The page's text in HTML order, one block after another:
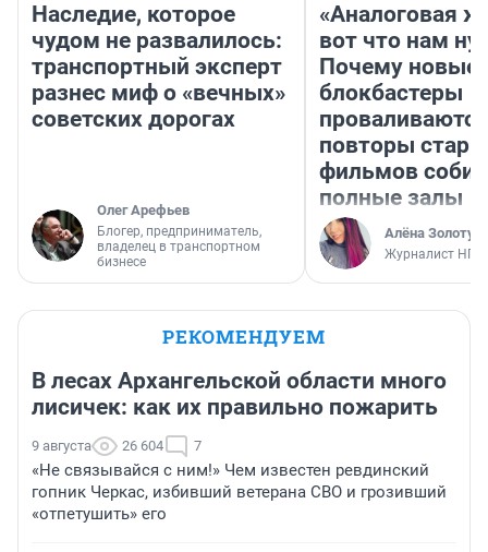
Наследие, которое
чудом не развалилось:
транспортный эксперт
разнес миф о «вечных»
советских дорогах
Олег Арефьев
Блогер, предприниматель,
владелец в транспортном
бизнесе
«Аналоговая
вот что нам
Почему новые
блокбастеры
повторы
фильмов
полные залы
Алёна
Журналист НГС
РЕКОМЕНДУЕМ
В лесах Архангельской области много
лисичек: как их правильно пожарить
9 августа 26 604 7
«Не связывайся с ним!» Чем известен ревдинский
гопник Черкас, избивший ветерана СВО и грозивший
«отпетушить» его